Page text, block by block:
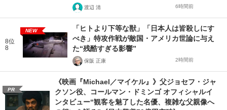
渡辺 清 6時間前
8位
8
NEW
「ヒトより下等な獣」「日本人は皆殺しにす
べき」特攻作戦が敵国・アメリカ世論に与え
た“残酷すぎる影響”
保阪 正康 2時間前
PR
《映画『Michael／マイケル』》父ジョセフ・ジャ
クソン役、コールマン・ドミンゴ オフィシャルイ
ンタビュー“観客を魅了した名優、複雑な父親像へ